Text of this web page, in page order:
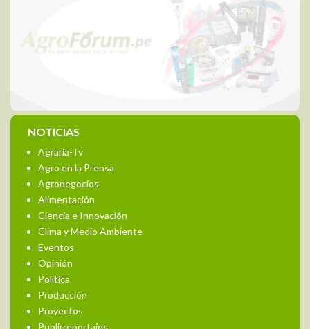
NOTICIAS
Agraria-Tv
Agro en la Prensa
Agronegocios
Alimentación
Ciencia e Innovación
Clima y Medio Ambiente
Eventos
Opinión
Política
Producción
Proyectos